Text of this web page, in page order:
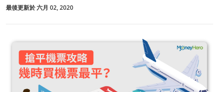
最後更新於 六月 02, 2020